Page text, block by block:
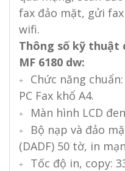
fax đảo mặt, gửi
wifi.
Thông số kỹ thuật
MF 6180 dw:
+
Chức năng
PC Fax khổ A4.
+ Màn hình LCD
+
Bộ nạp và đảo
(DADF) 50 tờ, in
+
Tốc độ in, copy: